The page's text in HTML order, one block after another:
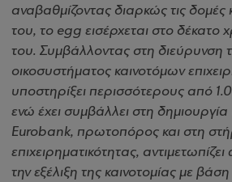
αναβαθμίζοντας διαρκώς τις δομές
του, το egg εισέρχεται στο δέκατο
του. Συμβάλλοντας στη διεύρυνση
οικοσυστήματος καινοτόμων
υποστηρίξει περισσότερους από
ενώ έχει συμβάλλει στη
Eurobank, πρωτοπόρος και στη
επιχειρηματικότητας,
την εξέλιξη της καινοτομίας με